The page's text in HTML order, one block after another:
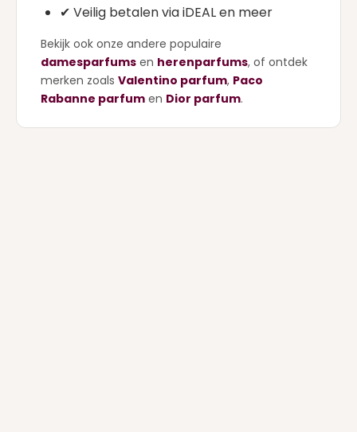
✔ Veilig betalen via iDEAL en meer
Bekijk ook onze andere populaire
damesparfums en herenparfums, of ontdek
merken zoals Valentino parfum, Paco
Rabanne parfum en Dior parfum.